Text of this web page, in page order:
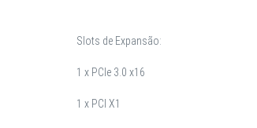
Slots de Expansão:
1 x PCIe 3.0 x16
1 x PCI X1